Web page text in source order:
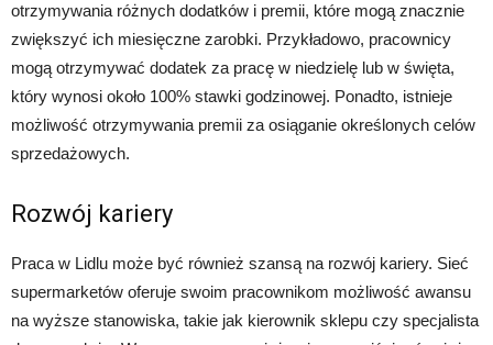
otrzymywania różnych dodatków i premii, które mogą znacznie
zwiększyć ich miesięczne zarobki. Przykładowo, pracownicy
mogą otrzymywać dodatek za pracę w niedzielę lub w święta,
który wynosi około 100% stawki godzinowej. Ponadto, istnieje
możliwość otrzymywania premii za osiąganie określonych celów
sprzedażowych.
Rozwój kariery
Praca w Lidlu może być również szansą na rozwój kariery. Sieć
supermarketów oferuje swoim pracownikom możliwość awansu
na wyższe stanowiska, takie jak kierownik sklepu czy specjalista